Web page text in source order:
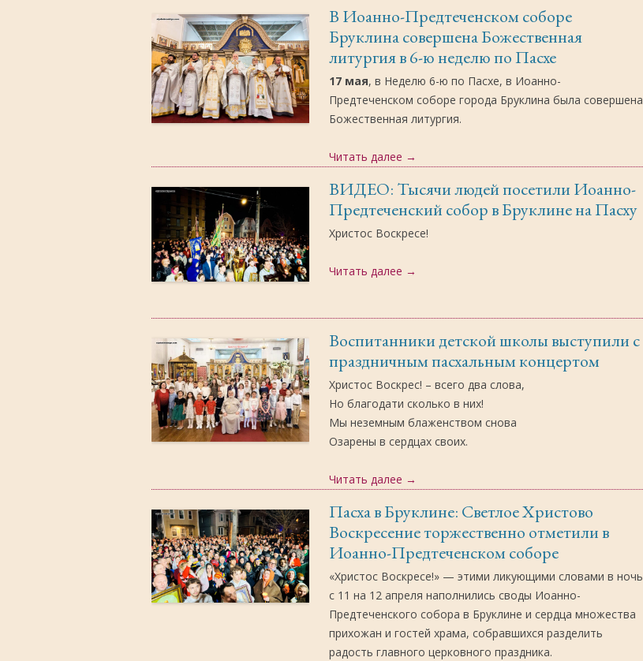
В Иоанно-Предтеченском соборе
Бруклина совершена Божественная
литургия в 6-ю неделю по Пасхе
17 мая, в Неделю 6-ю по Пасхе, в Иоанно-
Предтеченском соборе города Бруклина была совершена
Божественная литургия.
Читать далее →
ВИДЕО: Тысячи людей посетили Иоанно-
Предтеченский собор в Бруклине на Пасху
Христос Воскресе!
Читать далее →
Воспитанники детской школы выступили с
праздничным пасхальным концертом
Христос Воскрес! – всего два слова,
Но благодати сколько в них!
Мы неземным блаженством снова
Озарены в сердцах своих.
Читать далее →
Пасха в Бруклине: Светлое Христово
Воскресение торжественно отметили в
Иоанно-Предтеченском соборе
«Христос Воскресе!» — этими ликующими словами в ночь
с 11 на 12 апреля наполнились своды Иоанно-
Предтеченского собора в Бруклине и сердца множества
прихожан и гостей храма, собравшихся разделить
радость главного церковного праздника.